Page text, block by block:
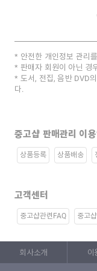
안전한 개인정보 관리
판매자 회원이 아닌 경
도서, 전집, 음반 DVD
다.
중고샵 판매관리 이용
상품등록 상품배송
고객센터
중고샵관련FAQ 중고
회사소개 이